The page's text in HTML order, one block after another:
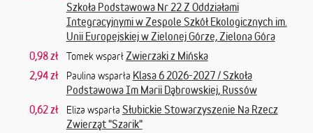
Szkoła Podstawowa Nr 22 Z Oddziałami
Integracyjnymi w Zespole Szkół Ekologicznych im.
Unii Europejskiej w Zielonej Górze, Zielona Góra
0,98 zł
Tomek wsparł Zwierzaki z Mińska
2,94 zł
Paulina wsparła Klasa 6 2026-2027 / Szkoła
Podstawowa Im Marii Dąbrowskiej, Russów
0,62 zł
Eliza wsparła Słubickie Stowarzyszenie Na Rzecz
Zwierząt "Szarik"